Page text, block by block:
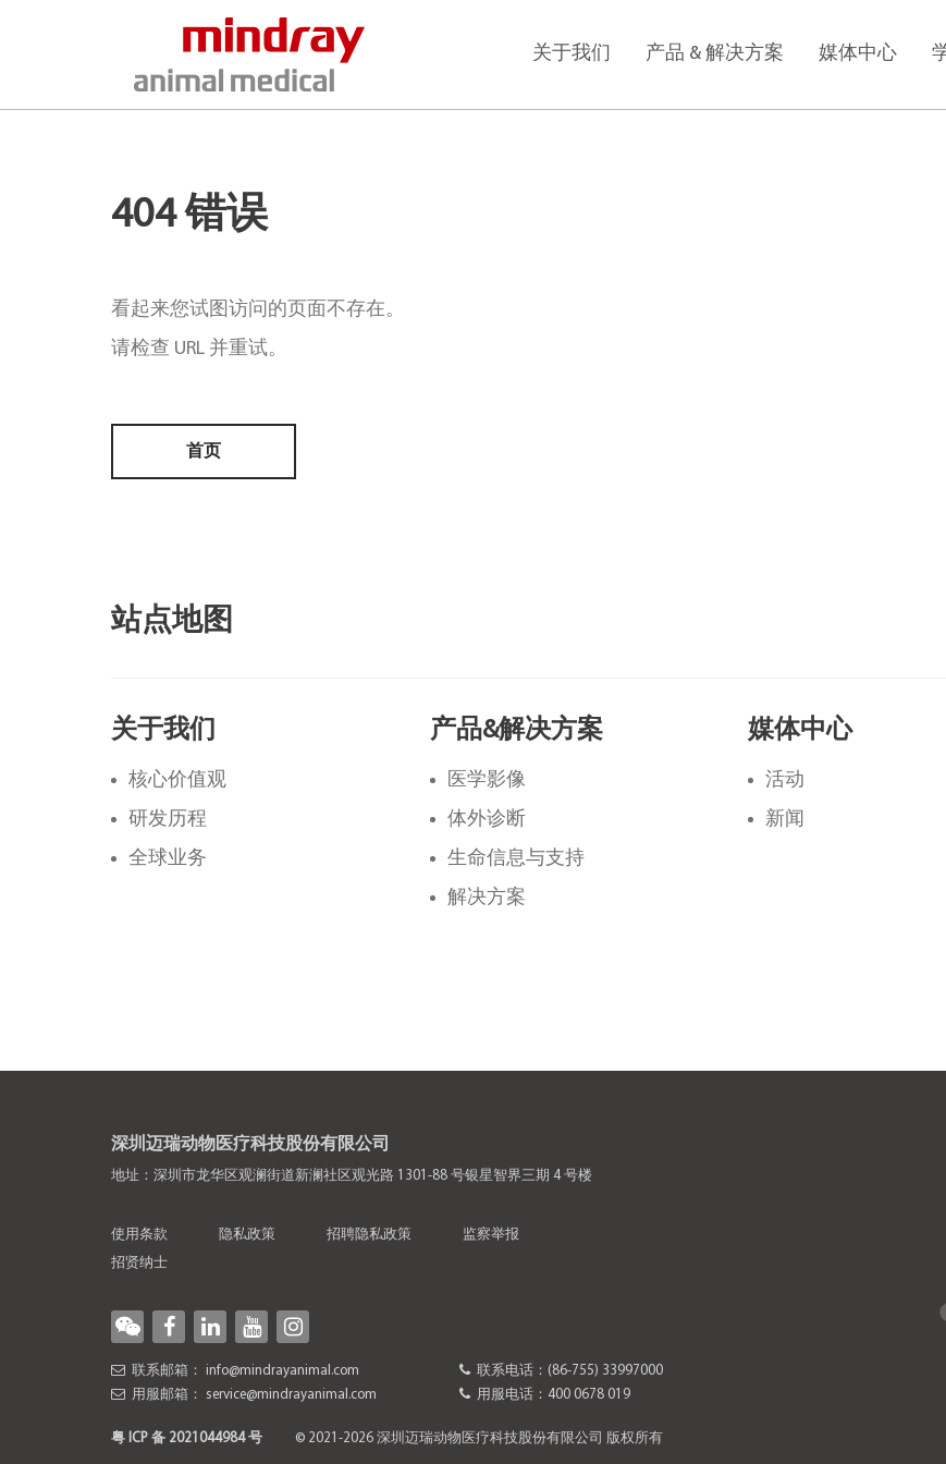
关于我们 产品 & 解决方案 媒体中心
404 错误
看起来您试图访问的页面不存在。
请检查 URL 并重试。
首页
站点地图
关于我们
核心价值观
研发历程
全球业务
产品&解决方案
医学影像
体外诊断
生命信息与支持
解决方案
媒体中心
活动
新闻
深圳迈瑞动物医疗科技股份有限公司
地址：深圳市龙华区观澜街道新澜社区观光路 1301-88 号银星智界三期 4 号楼
使用条款 隐私政策 招聘隐私政策
监察举报
招贤纳士
联系邮箱： info@mindrayanimal.com
用服邮箱： service@mindrayanimal.com
联系电话： (86-755) 33997000
用服电话： 400 0678 019
粤 ICP 备 2021044984 号 © 2021-2026 深圳迈瑞动物医疗科技股份有限公司 版权所有